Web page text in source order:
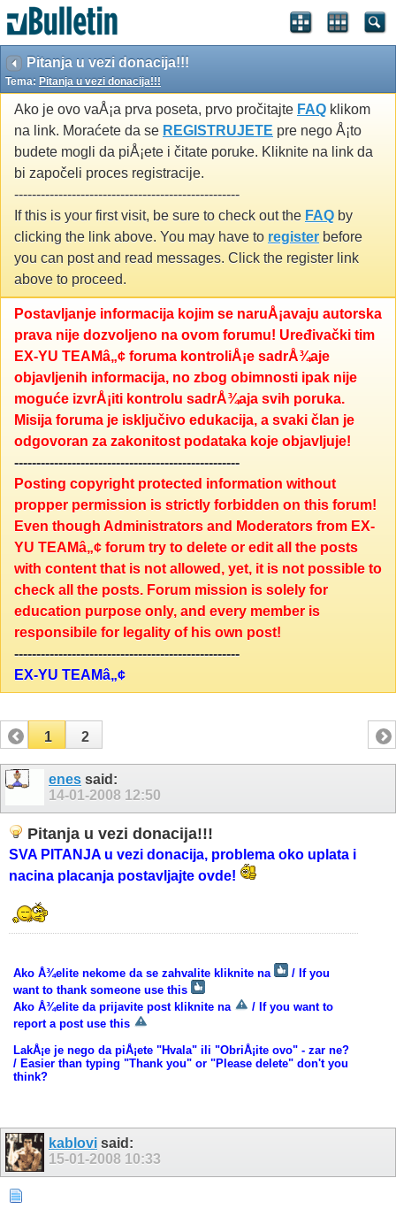
Pitanja u vezi donacija!!!
Tema: Pitanja u vezi donacija!!!
Ako je ovo vaÅ¡a prva poseta, prvo pročitajte FAQ klikom
na link. Moraćete da se REGISTRUJETE pre nego Å¡to
budete mogli da piÅ¡ete i čitate poruke. Kliknite na link da
bi započeli proces registracije.
---------------------------------------------------
If this is your first visit, be sure to check out the FAQ by
clicking the link above. You may have to register before
you can post and read messages. Click the register link
above to proceed.
Postavljanje informacija kojim se naruÅ¡avaju autorska
prava nije dozvoljeno na ovom forumu! Uređivački tim
EX-YU TEAMâ„¢ foruma kontroliÅ¡e sadrÅ¾aje
objavljenih informacija, no zbog obimnosti ipak nije
moguće izvrÅ¡iti kontrolu sadrÅ¾aja svih poruka.
Misija foruma je isključivo edukacija, a svaki član je
odgovoran za zakonitost podataka koje objavljuje!
---------------------------------------------------
Posting copyright protected information without
propper permission is strictly forbidden on this forum!
Even though Administrators and Moderators from EX-
YU TEAMâ„¢ forum try to delete or edit all the posts
with content that is not allowed, yet, it is not possible to
check all the posts. Forum mission is solely for
education purpose only, and every member is
responsibile for legality of his own post!
---------------------------------------------------
EX-YU TEAMâ„¢
1 2
enes said:
14-01-2008 12:50
Pitanja u vezi donacija!!!
SVA PITANJA u vezi donacija, problema oko uplata i
nacina placanja postavljajte ovde!
Ako Å¾elite nekome da se zahvalite kliknite na
/ If you
want to thank someone use this
Ako Å¾elite da prijavite post kliknite na
/ If you want to
report a post use this
LakÅ¡e je nego da piÅ¡ete "Hvala" ili "ObriÅ¡ite ovo" - zar ne?
/ Easier than typing "Thank you" or "Please delete" don't you
think?
kablovi said:
15-01-2008 10:33